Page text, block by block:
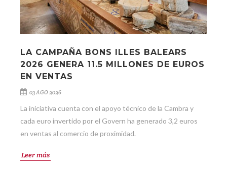
LA CAMPAÑA BONS ILLES BALEARS
2026 GENERA 11.5 MILLONES DE EUROS
EN VENTAS
03 AGO 2026
La iniciativa cuenta con el apoyo técnico de la Cambra y
cada euro invertido por el Govern ha generado 3,2 euros
en ventas al comercio de proximidad.
Leer más